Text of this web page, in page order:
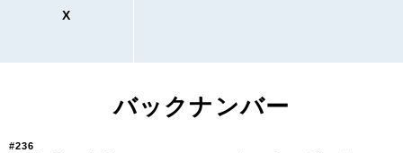
X
バックナンバー
#236